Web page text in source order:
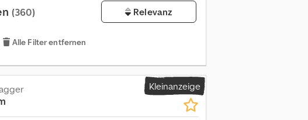
(360) Relevanz
Alle Filter entfernen
Kleinanzeige